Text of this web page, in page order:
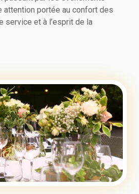
attention portée au confort des
service et à l’esprit de la